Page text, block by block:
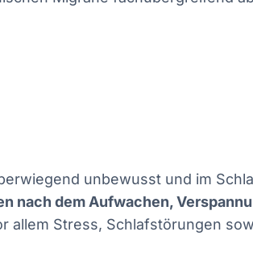
unbewusst und im
nach dem Aufwachen,
allem Stress, Schlafstörungen